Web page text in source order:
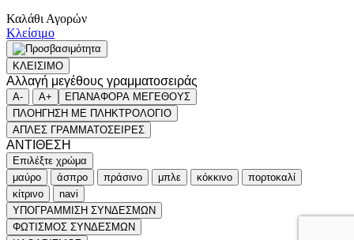
Καλάθι Αγορών
Κλείσιμο
ΚΛΕΙΣΙΜΟ
Αλλαγή μεγέθους γραμματοσειράς
A- A+
ΕΠΑΝΑΦΟΡΑ ΜΕΓΕΘΟΥΣ
ΠΛΟΗΓΗΣΗ ΜΕ ΠΛΗΚΤΡΟΛΟΓΙΟ
ΑΠΛΕΣ ΓΡΑΜΜΑΤΟΣΕΙΡΕΣ
ΑΝΤΙΘΕΣΗ
Επιλέξτε χρώμα
μαύρο
άσπρο πράσινο μπλε κόκκινο
πορτοκαλί
κίτρινο
navi
ΥΠΟΓΡΑΜΜΙΣΗ ΣΥΝΔΕΣΜΩΝ
ΦΩΤΙΣΜΟΣ ΣΥΝΔΕΣΜΩΝ